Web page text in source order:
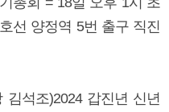
선 양정역 5번 출구 직진
석조)2024 갑진년 신년